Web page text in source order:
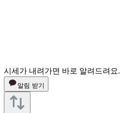
시세가 내려가면 바로 알려드려요.
알림 받기